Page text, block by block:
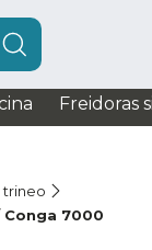
Freidoras
trineo
Conga 7000